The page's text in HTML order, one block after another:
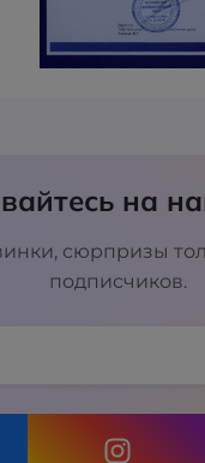
на
сюрпризы
подписчиков.